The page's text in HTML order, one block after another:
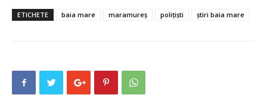
ETICHETE baia mare maramureș polițiști știri baia mare